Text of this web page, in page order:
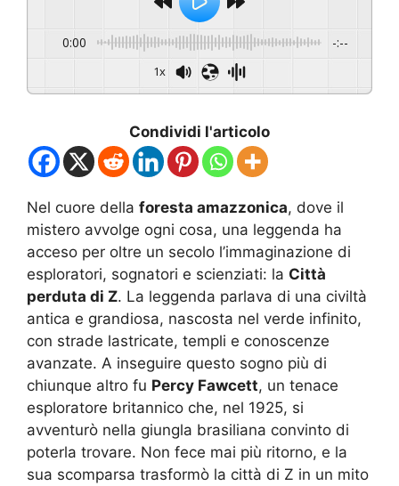
0:00 -:--
1x
Condividi l'articolo
Nel cuore della foresta amazzonica, dove il
mistero avvolge ogni cosa, una leggenda ha
acceso per oltre un secolo l’immaginazione di
esploratori, sognatori e scienziati: la Città
perduta di Z. La leggenda parlava di una civiltà
antica e grandiosa, nascosta nel verde infinito,
con strade lastricate, templi e conoscenze
avanzate. A inseguire questo sogno più di
chiunque altro fu Percy Fawcett, un tenace
esploratore britannico che, nel 1925, si
avventurò nella giungla brasiliana convinto di
poterla trovare. Non fece mai più ritorno, e la
sua scomparsa trasformò la città di Z in un mito